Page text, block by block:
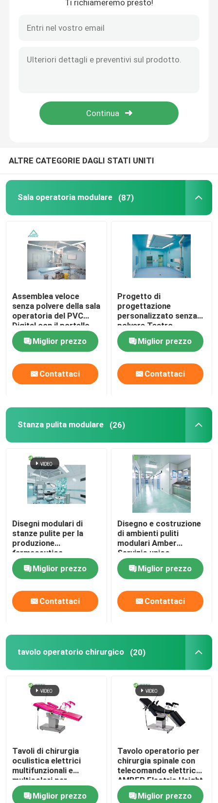
Ti richiameremo presto!
ALTRE CATEGORIE DAGLI STATI UNITI
Sala operatoria modulare (87)
Assemblea veloce
senza polvere della sala
operatoria del PVC
Digital con il portello
scorrevole automatico
Miglior prezzo
Contattaci
Progetto di
progettazione
personalizzato senza
polvere Teatro
operativo modulare
Miglior prezzo
Contattaci
Stanza pulita modulare (26)
Disegni modulari di
stanze pulite per la
produzione
farmaceutica
Miglior prezzo
Contattaci
Disegno e costruzione
di ambienti puliti
modulari Amber
Servizio unico
Miglior prezzo
Contattaci
tavolo operatorio chirurgico (20)
Tavoli di chirurgia
oculistica elettrici
multifunzionali e
multicolori per
ospedali
Miglior prezzo
Tavolo operatorio per
chirurgia spinale con
telecomando elettrico
AMBER Electric Height
Miglior prezzo